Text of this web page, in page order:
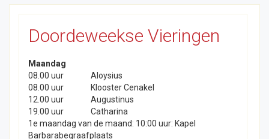
Doordeweekse Vieringen
Maandag
08.00 uur
Aloysius
08.00 uur
Klooster Cenakel
12.00 uur
Augustinus
19.00 uur
Catharina
1e maandag van de maand: 10:00 uur: Kapel
Barbarabegraafplaats